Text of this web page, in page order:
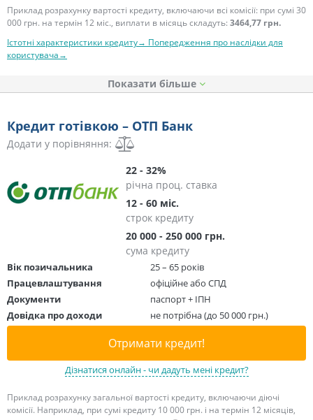
Приклад розрахунку вартості кредиту, включаючи всі комісії: при сумі 30
000 грн. на термін 12 міс., виплати в місяць складуть: 3464,77 грн.
Істотні характеристики кредиту→ Попередження про наслідки для
користувача→
Показати
Кредит готівкою – ОТП Банк
Додати у порівняння:
22 - 32%
річна проц. ставка
12 - 60 міс.
строк кредиту
20 000 - 250 000 грн.
сума кредиту
Вік позичальника
25 – 65 років
Працевлаштування
офіційне або СПД
Документи
паспорт + ІПН
Довідка про доходи
не потрібна (до 50 000 грн.)
Отримати кредит!
Дізнатися онлайн - чи дадуть мені кредит?
Приклад розрахунку загальної вартості кредиту, включаючи діючі
комісії. Наприклад, при сумі кредиту 10 000 грн. і на термін 12 місяців,